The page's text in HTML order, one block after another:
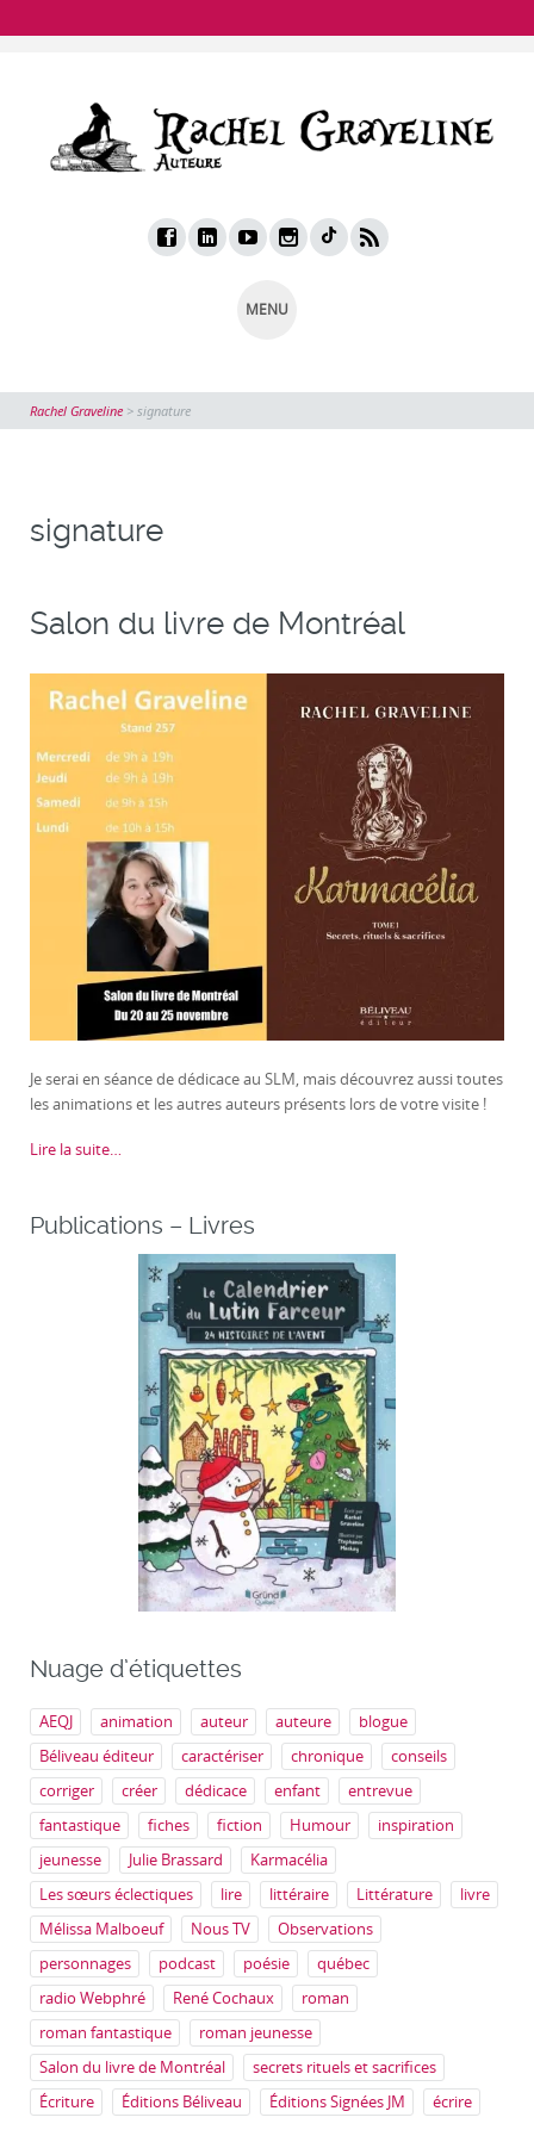
MENU
Rachel Graveline > signature
signature
Salon du livre de Montréal
Je serai en séance de dédicace au SLM, mais découvrez aussi toutes
les animations et les autres auteurs présents lors de votre visite !
Lire la suite…
Publications – Livres
Nuage d’étiquettes
AEQJ animation auteur auteure
blogue
Béliveau éditeur
caractériser chronique
conseils
corriger
créer dédicace enfant
entrevue
fantastique
fiches fiction Humour
inspiration
jeunesse
Julie Brassard
Karmacélia
Les sœurs éclectiques
lire littéraire Littérature
livre
Mélissa Malboeuf
Nous TV
Observations
personnages
podcast poésie
québec
radio Webphré
René Cochaux
roman
roman fantastique
roman jeunesse
Salon du livre de Montréal
secrets rituels et sacrifices
Écriture
Éditions Béliveau Éditions Signées JM écrire